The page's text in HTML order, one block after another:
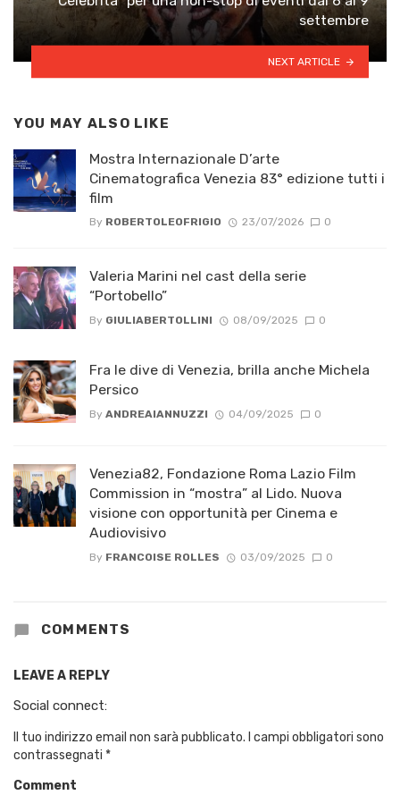
settembre
NEXT ARTICLE
YOU MAY ALSO LIKE
Mostra Internazionale D’arte
Cinematografica Venezia 83° edizione tutti i
film
By ROBERTOLEOFRIGIO 23/07/2026 0
Valeria Marini nel cast della serie
“Portobello”
By GIULIABERTOLLINI 08/09/2025 0
Fra le dive di Venezia, brilla anche Michela
Persico
By ANDREAIANNUZZI 04/09/2025 0
Venezia82, Fondazione Roma Lazio Film
Commission in “mostra” al Lido. Nuova
visione con opportunità per Cinema e
Audiovisivo
By FRANCOISE ROLLES 03/09/2025 0
COMMENTS
LEAVE A REPLY
Social connect:
Il tuo indirizzo email non sarà pubblicato. I campi obbligatori sono
contrassegnati *
Comment